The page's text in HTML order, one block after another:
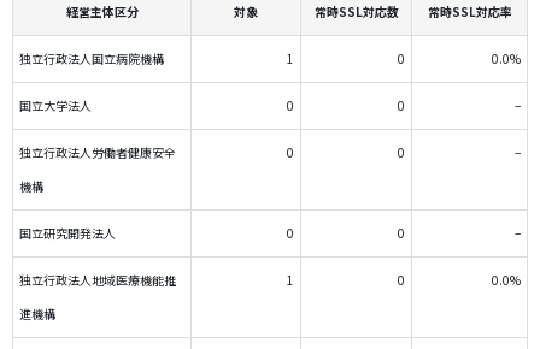
経営主体区分 対象 常時SSL対応数 常時SSL対応率
独立行政法人国立病院機構 1 0 0.0%
国立大学法人 0 0 –
独立行政法人労働者健康安全
機構
0 0 –
国立研究開発法人 0 0 –
独立行政法人地域医療機能推
進機構
1 0 0.0%